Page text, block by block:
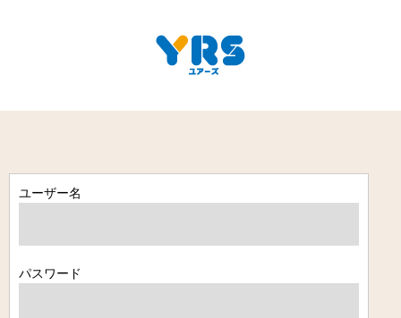
ユーザー名
パスワード